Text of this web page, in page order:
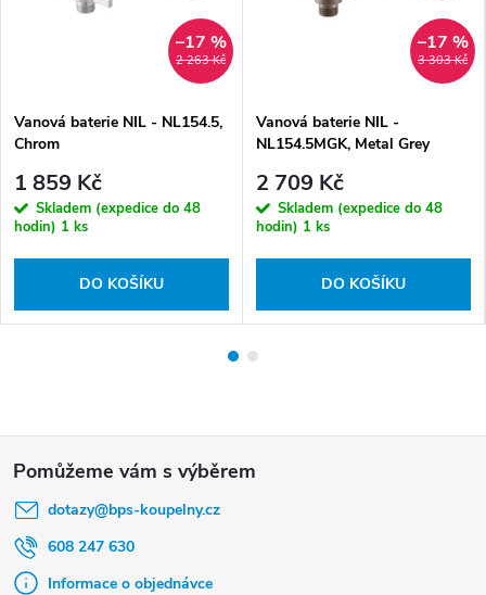
2 263 Kč
–17 %
Vanová baterie NIL - NL154.5,
Chrom
1 859 Kč
Skladem (expedice do 48
hodin) 1 ks
DO KOŠÍKU
3 303 Kč
–17 %
Vanová baterie NIL -
NL154.5MGK, Metal Grey
2 709 Kč
Skladem (expedice do 48
hodin) 1 ks
DO KOŠÍKU
dotazy@bps-koupelny.cz
608 247 630
Informace o objednávce